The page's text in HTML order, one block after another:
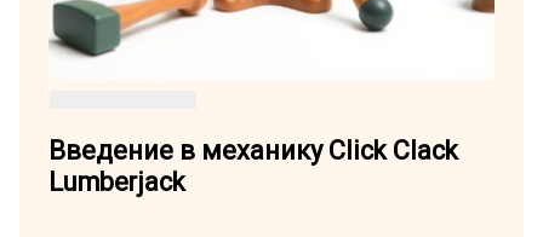
Введение в механику Click Clack
Lumberjack